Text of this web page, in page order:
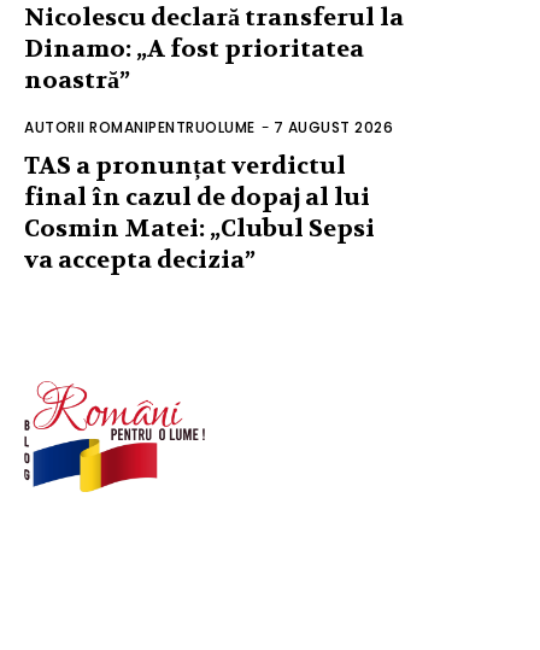
Nicolescu declară transferul la
Dinamo: „A fost prioritatea
noastră”
AUTORII ROMANIPENTRUOLUME - 7 AUGUST 2026
TAS a pronunțat verdictul
final în cazul de dopaj al lui
Cosmin Matei: „Clubul Sepsi
va accepta decizia”